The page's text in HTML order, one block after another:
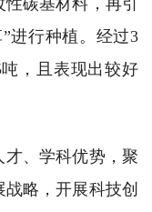
碳基材料，再引
进行种植。经过3
，且表现出较好
、学科优势，聚
略，开展科技创